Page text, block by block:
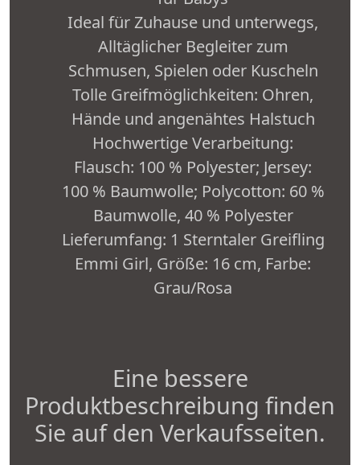
Ideal für Zuhause und unterwegs,
Alltäglicher Begleiter zum
Schmusen, Spielen oder Kuscheln
Tolle Greifmöglichkeiten: Ohren,
Hände und angenähtes Halstuch
Hochwertige Verarbeitung:
Flausch: 100 % Polyester; Jersey:
100 % Baumwolle; Polycotton: 60 %
Baumwolle, 40 % Polyester
Lieferumfang: 1 Sterntaler Greifling
Emmi Girl, Größe: 16 cm, Farbe:
Grau/Rosa
Eine bessere
Produktbeschreibung finden
Sie auf den Verkaufsseiten.